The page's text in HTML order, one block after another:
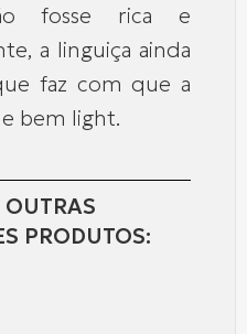
fosse rica e
a linguiça ainda
faz com que a
bem light.
PRODUTOS: